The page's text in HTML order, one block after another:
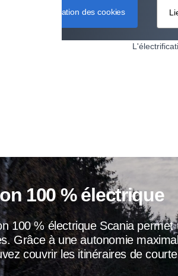
Configuration des cookies
100 % électrique
100 % électrique Scania
Grâce à une autonomie
couvrir les itinéraires de